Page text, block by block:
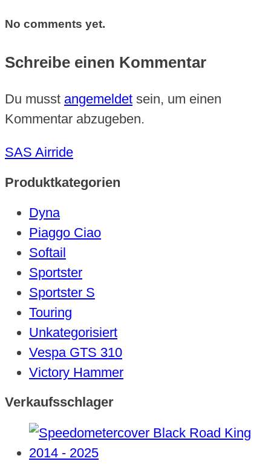
No comments yet.
Schreibe einen Kommentar
Du musst angemeldet sein, um einen
Kommentar abzugeben.
SAS Airride
Produktkategorien
Dyna
Piaggo Ciao
Softail
Sportster
Sportster S
Touring
Unkategorisiert
Vespa GTS 310
Victory Hammer
Verkaufsschlager